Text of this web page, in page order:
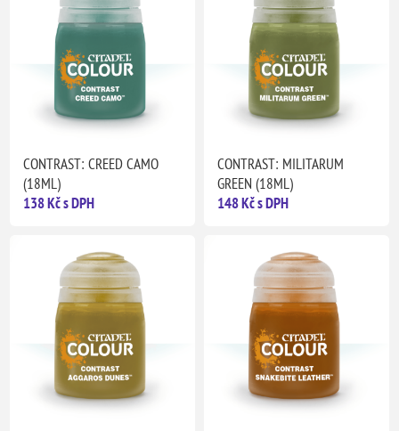
CONTRAST: CREED CAMO
(18ML)
138 Kč s DPH
CONTRAST: MILITARUM
GREEN (18ML)
148 Kč s DPH